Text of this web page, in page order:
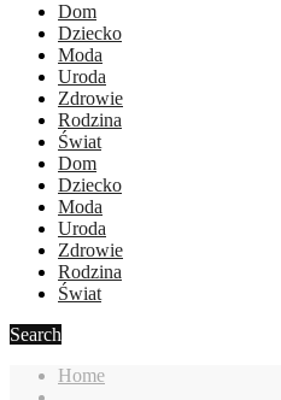
Dom
Dziecko
Moda
Uroda
Zdrowie
Rodzina
Świat
Dom
Dziecko
Moda
Uroda
Zdrowie
Rodzina
Świat
Search
Home